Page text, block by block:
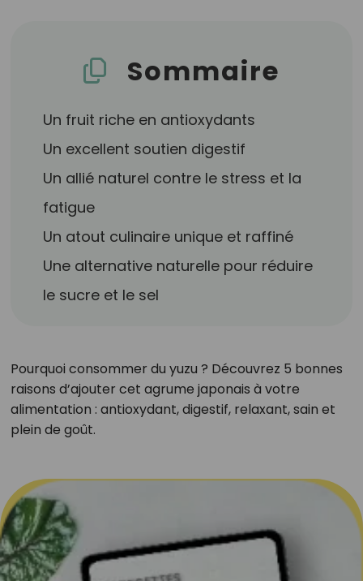
Sommaire
Un fruit riche en antioxydants
Un excellent soutien digestif
Un allié naturel contre le stress et la
fatigue
Un atout culinaire unique et raffiné
Une alternative naturelle pour réduire
le sucre et le sel
Pourquoi consommer du yuzu ? Découvrez 5 bonnes
raisons d’ajouter cet agrume japonais à votre
alimentation : antioxydant, digestif, relaxant, sain et
plein de goût.